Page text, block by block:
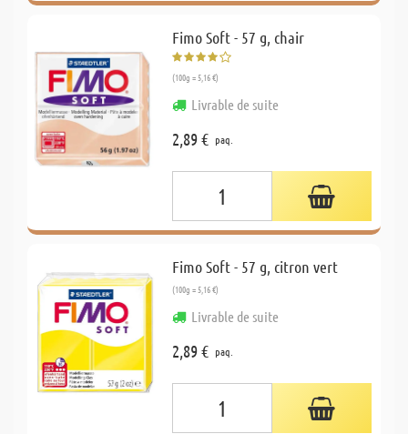
Fimo Soft - 57 g, chair
(100g = 5,16 €)
Livrable de suite
2,89 € paq.
Fimo Soft - 57 g, citron vert
(100g = 5,16 €)
Livrable de suite
2,89 € paq.